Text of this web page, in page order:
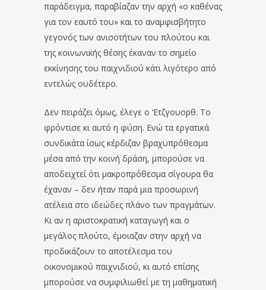
παράδειγμα, παραβίαζαν την αρχή «ο καθένας
για τον εαυτό του» και το αναμφισβήτητο
γεγονός των ανισοτήτων του πλούτου και
της κοινωνικής θέσης έκαναν το σημείο
εκκίνησης του παιχνιδιού κάτι λιγότερο από
εντελώς ουδέτερο.
Δεν πειράζει όμως, έλεγε ο ‘Ετζγουορθ. Το
φρόντισε κι αυτό η φύση. Ενώ τα εργατικά
συνδικάτα ίσως κέρδιζαν βραχυπρόθεσμα
μέσα από την κοινή δράση, μπορούσε να
αποδειχτεί ότι μακροπρόθεσμα σίγουρα θα
έχαναν – δεν ήταν παρά μια προσωρινή
ατέλεια στο ιδεώδες πλάνο των πραγμάτων.
Κι αν η αριστοκρατική καταγωγή και ο
μεγάλος πλούτο, έμοιαζαν στην αρχή να
προδικάζουν το αποτέλεσμα του
οικονομικού παιχνιδιού, κι αυτό επίσης
μπορούσε να συμφιλιωθεί με τη μαθηματική